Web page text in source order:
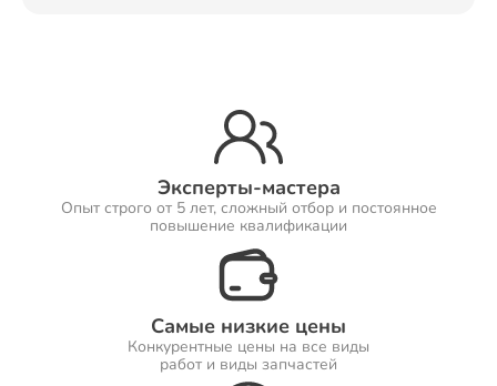
Эксперты-мастера
Опыт строго от 5 лет, сложный отбор и постоянное
повышение квалификации
Самые низкие цены
Конкурентные цены на все виды
работ и виды запчастей
Ремонт Принтеров
Ремонт Саундбаров
Ремонт VR систем